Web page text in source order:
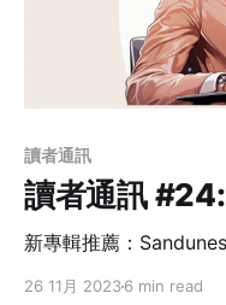
讀者通訊
讀者通訊
新專輯推薦：
26 11月 20236 min read